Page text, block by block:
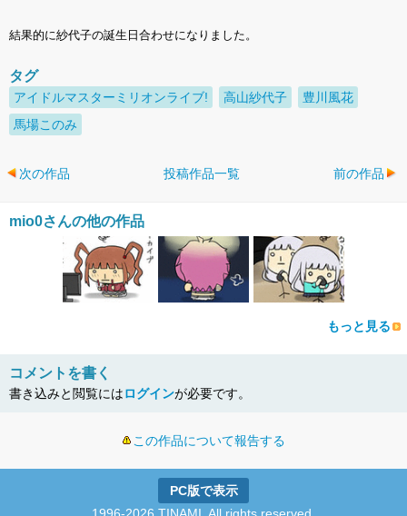
結果的に紗代子の誕生日合わせになりました。
タグ
アイドルマスターミリオンライブ! 高山紗代子
豊川風花
馬場このみ
次の作品 投稿作品一覧 前の作品
mio0さんの他の作品
もっと見る
コメントを書く
書き込みと閲覧にはログインが必要です。
この作品について報告する
PC版で表示